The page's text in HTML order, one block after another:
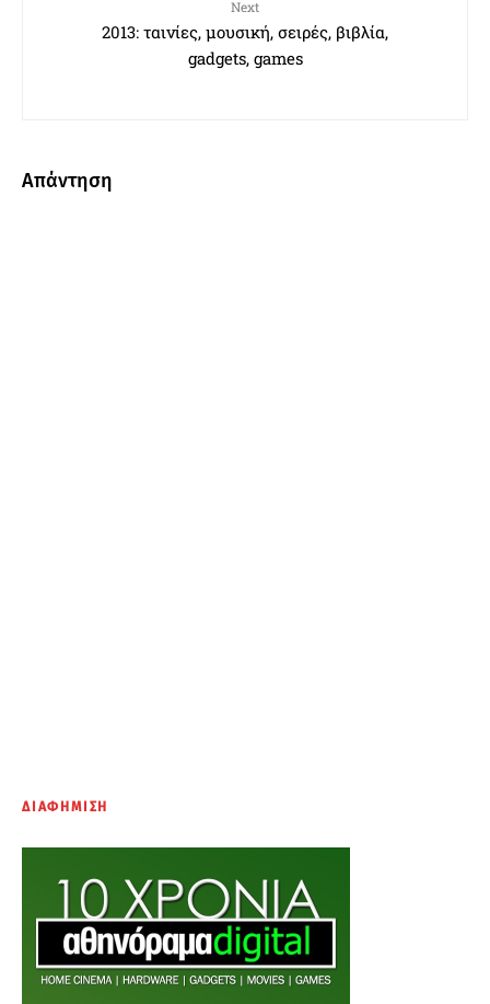
Next
2013: ταινίες, μουσική, σειρές, βιβλία,
gadgets, games
Απάντηση
ΔΙΑΦΗΜΙΣΗ